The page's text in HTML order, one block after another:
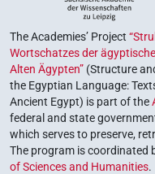
The Academies’ Project
Wortschatzes der
Alten Ägypten” (Structure
the Egyptian Language:
Ancient Egypt) is part of the
federal and state
which serves to preserve,
The program is coordinated
of Sciences and Humanities.